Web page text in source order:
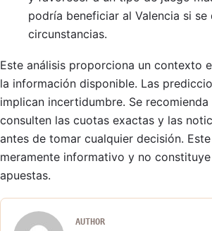
podría beneficiar al Valencia si se
circunstancias.
Este análisis proporciona un contexto
la información disponible. Las
implican incertidumbre. Se
consulten las cuotas exactas y las
antes de tomar cualquier decisión.
meramente informativo y no
apuestas.
AUTHOR